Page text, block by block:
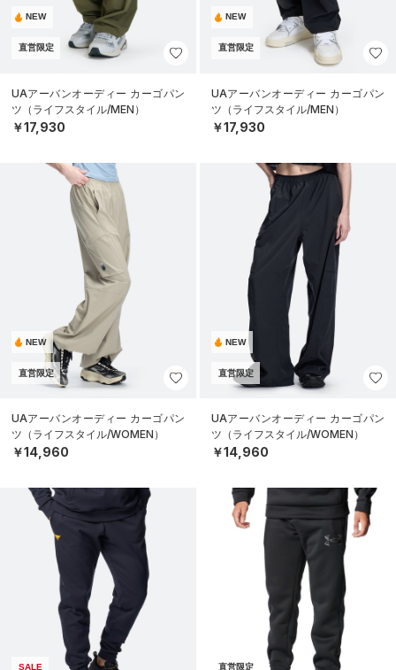
NEW
直営限定
UAアーバンオーディー カーゴパン
ツ（ライフスタイル/MEN）
￥17,930
NEW
直営限定
UAアーバンオーディー カーゴパン
ツ（ライフスタイル/MEN）
￥17,930
NEW
直営限定
UAアーバンオーディー カーゴパン
ツ（ライフスタイル/WOMEN）
￥14,960
NEW
直営限定
UAアーバンオーディー カーゴパン
ツ（ライフスタイル/WOMEN）
￥14,960
SALE 直営限定